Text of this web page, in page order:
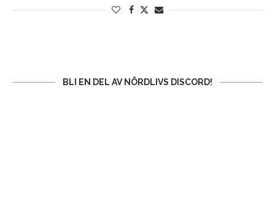
BLI EN DEL AV NÖRDLIVS DISCORD!